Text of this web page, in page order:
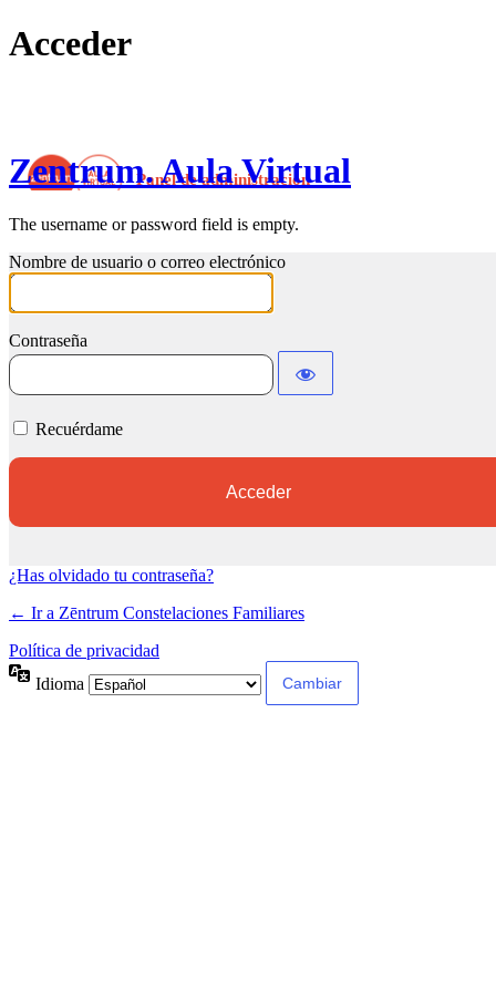
Acceder
Zentrum. Aula Virtual
The username or password field is empty.
Nombre de usuario o correo electrónico
Contraseña
Recuérdame
¿Has olvidado tu contraseña?
← Ir a Zēntrum Constelaciones Familiares
Política de privacidad
Idioma